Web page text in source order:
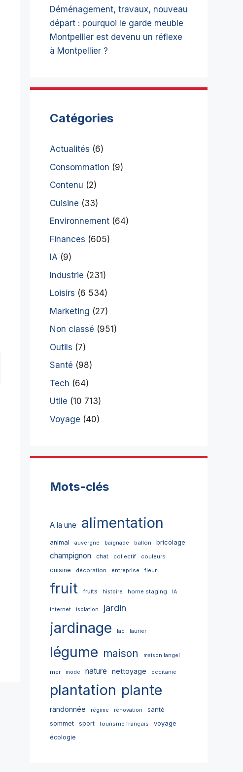
Déménagement, travaux, nouveau
départ : pourquoi le garde meuble
Montpellier est devenu un réflexe
à Montpellier ?
Catégories
Actualités (6)
Consommation (9)
Contenu (2)
Cuisine (33)
Environnement (64)
Finances (605)
IA (9)
Industrie (231)
Loisirs (6 534)
Marketing (27)
Non classé (951)
Outils (7)
Santé (98)
Tech (64)
Utile (10 713)
Voyage (40)
Mots-clés
A la une alimentation
animal auvergne baignade ballon bricolage
champignon chat collectif couleurs
cuisine décoration entreprise fleur
fruit fruits histoire home staging IA
internet isolation jardin
jardinage lac laurier
légume maison maison langel
mer mode nature nettoyage occitanie
plantation plante
randonnée régime rénovation
santé
sommet
sport tourisme français
voyage
écologie